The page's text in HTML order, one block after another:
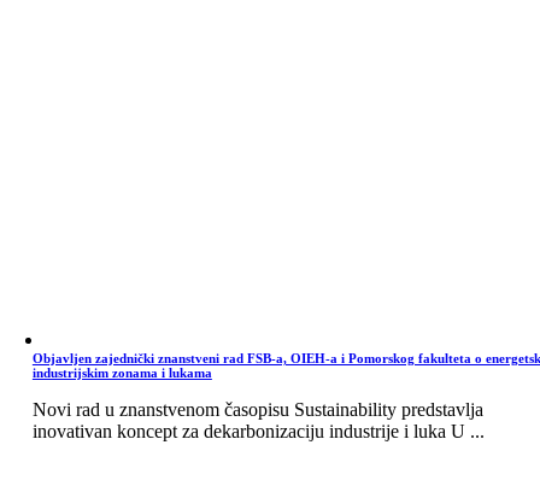
Objavljen zajednički znanstveni rad FSB-a, OIEH-a i Pomorskog fakulteta o
industrijskim zonama i lukama
Novi rad u znanstvenom časopisu Sustainability predstavlja
inovativan koncept za dekarbonizaciju industrije i luka U ...